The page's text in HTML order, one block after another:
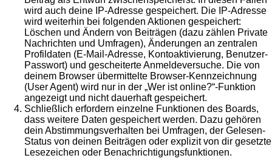
wird auch deine IP-Adresse gespeichert. Die IP-Adresse
wird weiterhin bei folgenden Aktionen gespeichert:
Löschen und Ändern von Beiträgen (dazu zählen Private
Nachrichten und Umfragen), Änderungen an zentralen
Profildaten (E-Mail-Adresse, Kontoaktivierung, Benutzer-
Passwort) und gescheiterte Anmeldeversuche. Die von
deinem Browser übermittelte Browser-Kennzeichnung
(User Agent) wird nur in der „Wer ist online?“-Funktion
angezeigt und nicht dauerhaft gespeichert.
Schließlich erfordern einzelne Funktionen des Boards,
dass weitere Daten gespeichert werden. Dazu gehören
dein Abstimmungsverhalten bei Umfragen, der Gelesen-
Status von deinen Beiträgen oder explizit von dir gesetzte
Lesezeichen oder Benachrichtigungsfunktionen.